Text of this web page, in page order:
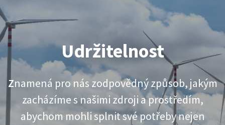
Udržitelnost
Znamená pro nás zodpovědný způsob, jakým
zacházíme s našimi zdroji a prostředím,
abychom mohli splnit své potřeby nejen